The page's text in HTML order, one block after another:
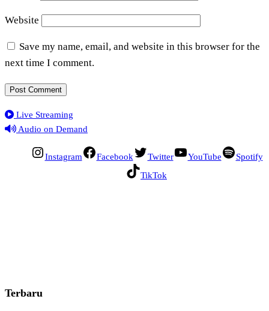
Website
Save my name, email, and website in this browser for the
next time I comment.
Live Streaming
Audio on Demand
Instagram Facebook Twitter YouTube
Spotify
TikTok
Terbaru